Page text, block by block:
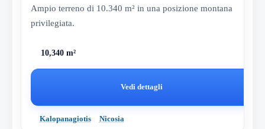
Ampio terreno di 10.340 m² in una posizione montana
privilegiata.
10,340 m²
Vedi dettagli
Kalopanagiotis Nicosia